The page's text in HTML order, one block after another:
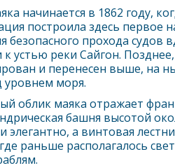
начинается в 1862 году,
построила здесь первое
безопасного прохода
устью реки Сайгон.
и перенесен выше, на
уровнем моря.
облик маяка отражает
башня высотой
элегантно, а винтовая
раньше располагалось